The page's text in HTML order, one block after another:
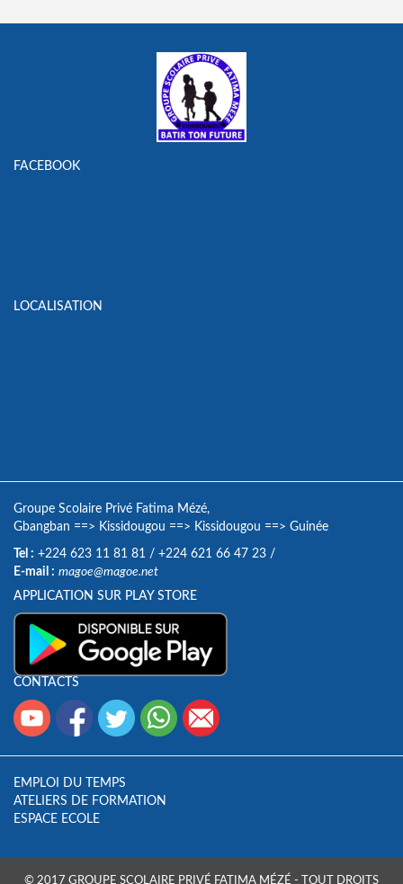
FACEBOOK
LOCALISATION
Groupe Scolaire Privé Fatima Mézé,
Gbangban ==> Kissidougou ==> Kissidougou ==> Guinée
Tel : +224 623 11 81 81 / +224 621 66 47 23 /
E-mail : magoe@magoe.net
APPLICATION SUR PLAY STORE
CONTACTS
EMPLOI DU TEMPS
ATELIERS DE FORMATION
ESPACE ECOLE
© 2017 GROUPE SCOLAIRE PRIVÉ FATIMA MÉZÉ - TOUT DROITS